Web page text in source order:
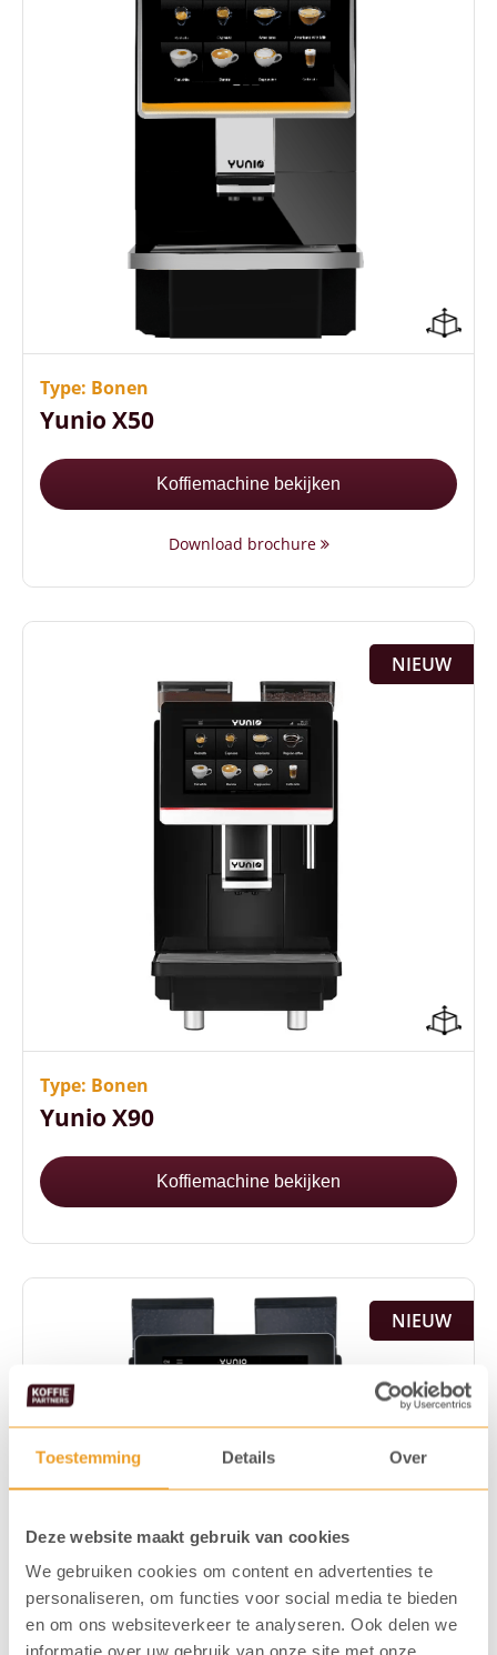
Toestemming Details Over
Deze website maakt gebruik van cookies
We gebruiken cookies om content en advertenties te
personaliseren, om functies voor social media te bieden
en om ons websiteverkeer te analyseren. Ook delen we
informatie over uw gebruik van onze site met onze
Met of zonder vaste wateraansluiting
verkrijgbaar
30 - 50 koppen koffie per dag
Type: Bonen
Yunio X50
Koffiemachine bekijken
Download brochure
NIEUW
Zowel met watertank als met vaste
wateraansluiting
Tot 24 drankvariaties instelbaar
Poederunit voor topping of cacao
Type: Bonen
Yunio X90
Koffiemachine bekijken
NIEUW